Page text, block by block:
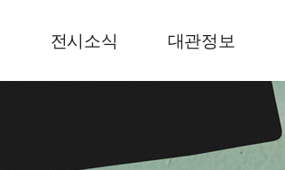
전시소식 대관정보
센터로고